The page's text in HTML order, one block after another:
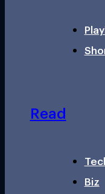
Read
Biz